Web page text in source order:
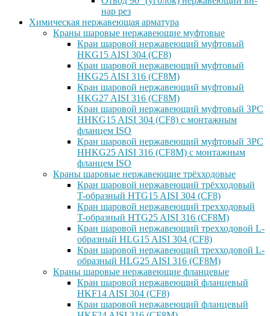
нар рез
Химическая нержавеющая арматура
Краны шаровые нержавеющие муфтовые
Кран шаровой нержавеющий муфтовый
HKG15 AISI 304 (CF8)
Кран шаровой нержавеющий муфтовый
HKG25 AISI 316 (CF8M)
Кран шаровой нержавеющий муфтовый
HKG27 AISI 316 (CF8M)
Кран шаровой нержавеющий муфтовый 3PC
HHKG15 AISI 304 (CF8) с монтажным
фланцем ISO
Кран шаровой нержавеющий муфтовый 3PC
HHKG25 AISI 316 (CF8M) с монтажным
фланцем ISO
Краны шаровые нержавеющие трёхходовые
Кран шаровой нержавеющий трёхходовый
T-образный HTG15 AISI 304 (CF8)
Кран шаровой нержавеющий трехходовый
T-образный HTG25 AISI 316 (CF8M)
Кран шаровой нержавеющий трехходовой L-
образный HLG15 AISI 304 (CF8)
Кран шаровой нержавеющий трехходовой L-
образный HLG25 AISI 316 (CF8M)
Краны шаровые нержавеющие фланцевые
Кран шаровой нержавеющий фланцевый
HKF14 AISI 304 (CF8)
Кран шаровой нержавеющий фланцевый